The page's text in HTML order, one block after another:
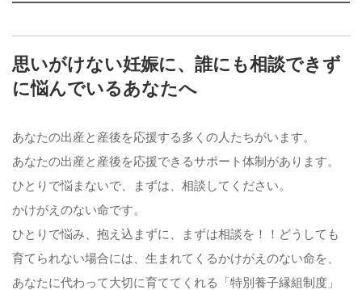
思いがけない妊娠に、誰にも相談できず
に悩んでいるあなたへ
あなたの出産と産後を応援する多くの人たちがいます。
あなたの出産と産後を応援できるサポート体制があります。
ひとりで悩まないで、まずは、相談してください。
かけがえのない命です。
ひとりで悩み、抱え込まずに、まずは相談を！！どうしても
育てられない場合には、生まれてくるかけがえのない命を、
あなたに代わって大切に育ててくれる「特別養子縁組制度」